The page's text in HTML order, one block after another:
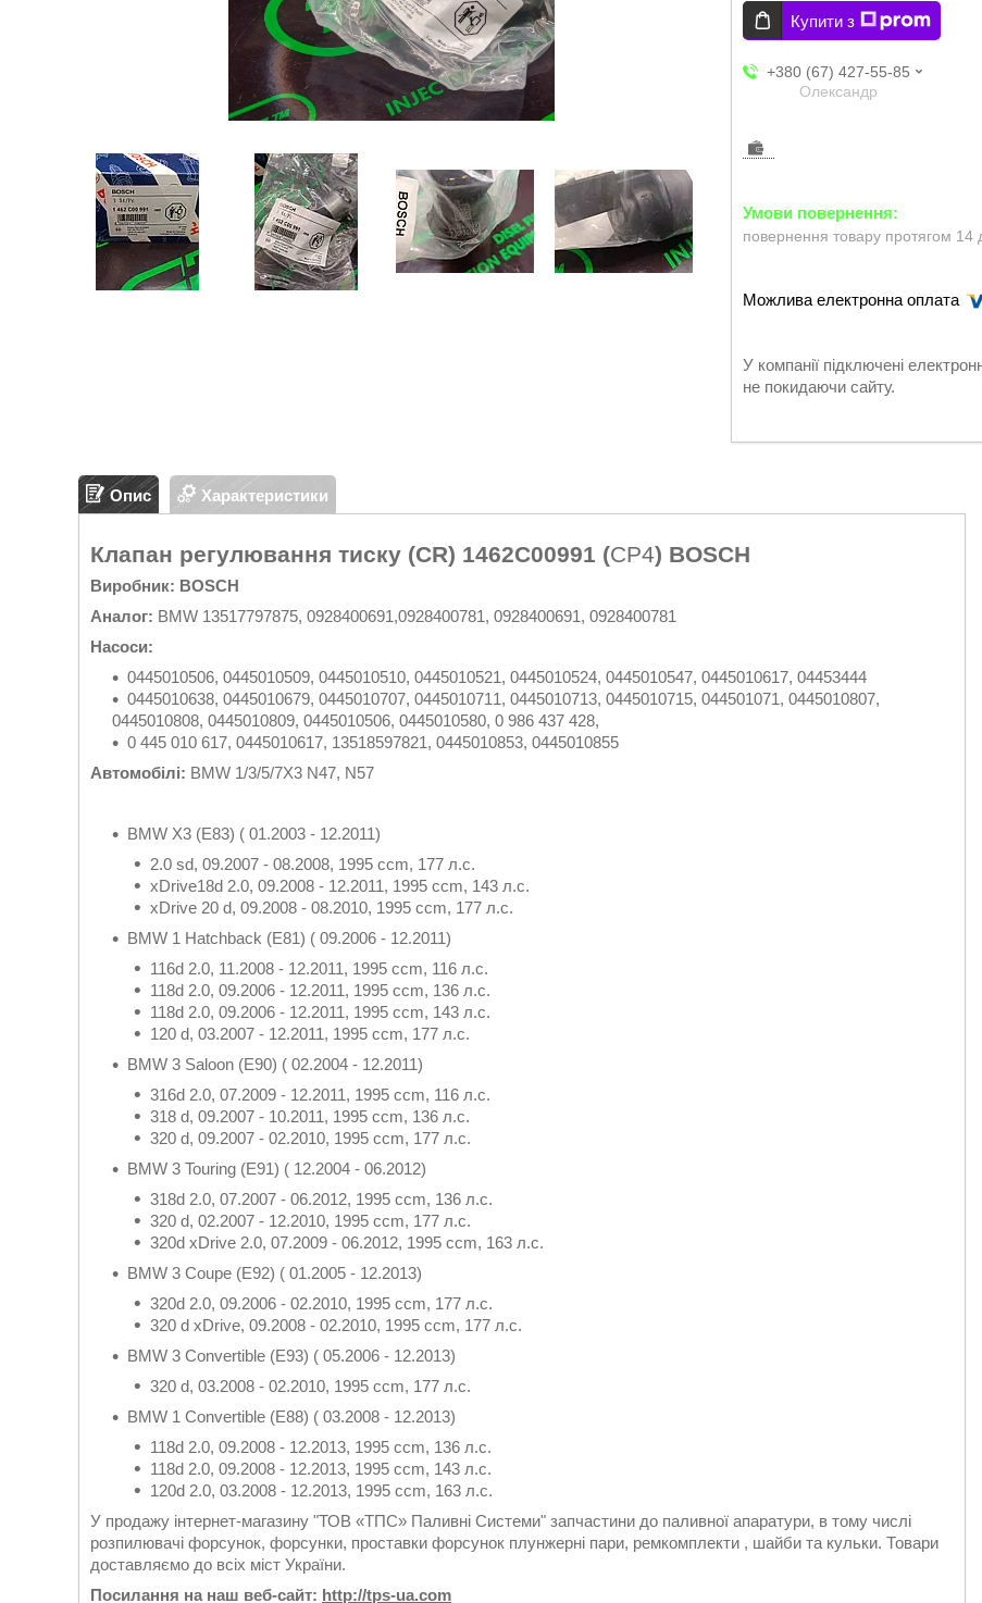
Купити з
+380 (67) 427-55-85
Олександр
повернення товару протягом 14
У компанії підключені
не покидаючи сайту.
Опис Характеристики
Клапан регулювання тиску (CR) 1462C00991 (CP4) BOSCH
Виробник: BOSCH
Аналог: BMW 13517797875, 0928400691,0928400781, 0928400691, 0928400781
Насоси:
0445010506, 0445010509, 0445010510, 0445010521, 0445010524, 0445010547, 0445010617, 04453444
0445010638, 0445010679, 0445010707, 0445010711, 0445010713, 0445010715, 044501071, 0445010807,
0445010808, 0445010809, 0445010506, 0445010580, 0 986 437 428,
0 445 010 617, 0445010617, 13518597821, 0445010853, 0445010855
Автомобілі: BMW 1/3/5/7X3 N47, N57
BMW X3 (E83) ( 01.2003 - 12.2011)
2.0 sd, 09.2007 - 08.2008, 1995 ccm, 177 л.с.
xDrive18d 2.0, 09.2008 - 12.2011, 1995 ccm, 143 л.с.
xDrive 20 d, 09.2008 - 08.2010, 1995 ccm, 177 л.с.
BMW 1 Hatchback (E81) ( 09.2006 - 12.2011)
116d 2.0, 11.2008 - 12.2011, 1995 ccm, 116 л.с.
118d 2.0, 09.2006 - 12.2011, 1995 ccm, 136 л.с.
118d 2.0, 09.2006 - 12.2011, 1995 ccm, 143 л.с.
120 d, 03.2007 - 12.2011, 1995 ccm, 177 л.с.
BMW 3 Saloon (E90) ( 02.2004 - 12.2011)
316d 2.0, 07.2009 - 12.2011, 1995 ccm, 116 л.с.
318 d, 09.2007 - 10.2011, 1995 ccm, 136 л.с.
320 d, 09.2007 - 02.2010, 1995 ccm, 177 л.с.
BMW 3 Touring (E91) ( 12.2004 - 06.2012)
318d 2.0, 07.2007 - 06.2012, 1995 ccm, 136 л.с.
320 d, 02.2007 - 12.2010, 1995 ccm, 177 л.с.
320d xDrive 2.0, 07.2009 - 06.2012, 1995 ccm, 163 л.с.
BMW 3 Coupe (E92) ( 01.2005 - 12.2013)
320d 2.0, 09.2006 - 02.2010, 1995 ccm, 177 л.с.
320 d xDrive, 09.2008 - 02.2010, 1995 ccm, 177 л.с.
BMW 3 Convertible (E93) ( 05.2006 - 12.2013)
320 d, 03.2008 - 02.2010, 1995 ccm, 177 л.с.
BMW 1 Convertible (E88) ( 03.2008 - 12.2013)
118d 2.0, 09.2008 - 12.2013, 1995 ccm, 136 л.с.
118d 2.0, 09.2008 - 12.2013, 1995 ccm, 143 л.с.
120d 2.0, 03.2008 - 12.2013, 1995 ccm, 163 л.с.
У продажу інтернет-магазину "ТОВ «ТПС» Паливні Системи" запчастини до паливної апаратури, в тому числі
розпилювачі форсунок, форсунки, проставки форсунок плунжерні пари, ремкомплекти , шайби та кульки. Товари
доставляємо до всіх міст України.
Посилання на наш веб-сайт: http://tps-ua.com